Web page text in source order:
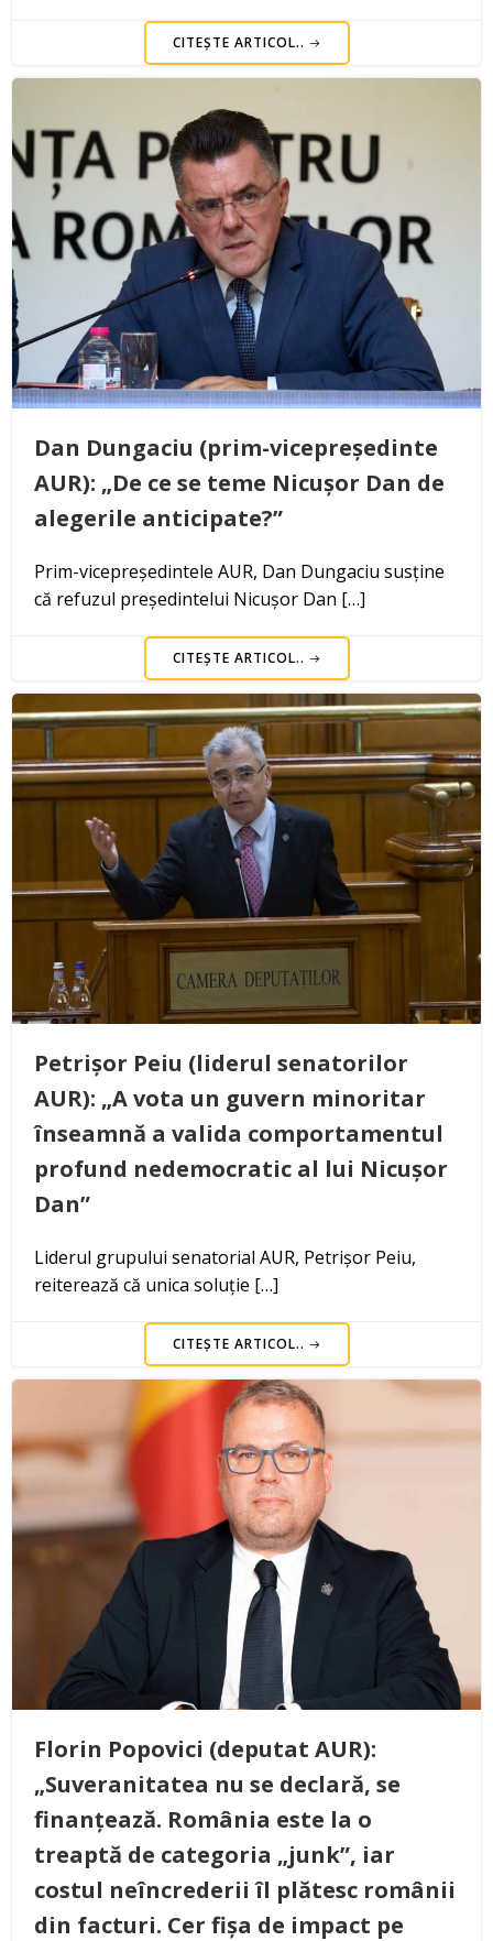
CITEȘTE ARTICOL..
Dan Dungaciu (prim-vicepreședinte
AUR): „De ce se teme Nicușor Dan de
alegerile anticipate?”
Prim-vicepreședintele AUR, Dan Dungaciu susține
că refuzul președintelui Nicușor Dan […]
CITEȘTE ARTICOL..
Petrișor Peiu (liderul senatorilor
AUR): „A vota un guvern minoritar
înseamnă a valida comportamentul
profund nedemocratic al lui Nicușor
Dan”
Liderul grupului senatorial AUR, Petrișor Peiu,
reiterează că unica soluție […]
CITEȘTE ARTICOL..
Florin Popovici (deputat AUR):
„Suveranitatea nu se declară, se
finanțează. România este la o
treaptă de categoria „junk”, iar
costul neîncrederii îl plătesc românii
din facturi. Cer fișa de impact pe